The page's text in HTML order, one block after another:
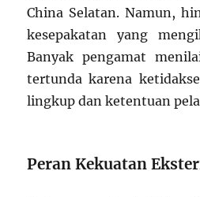
China Selatan. Namun,
kesepakatan yang
Banyak pengamat
tertunda karena
lingkup dan ketentuan
Peran Kekuatan